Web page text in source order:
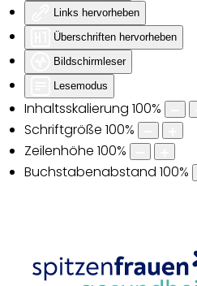
Links hervorheben
Überschriften hervorheben
Bildschirmleser
Lesemodus
Inhaltsskalierung 100%
Schriftgröße 100%
Zeilenhöhe 100%
Buchstabenabstand 100%